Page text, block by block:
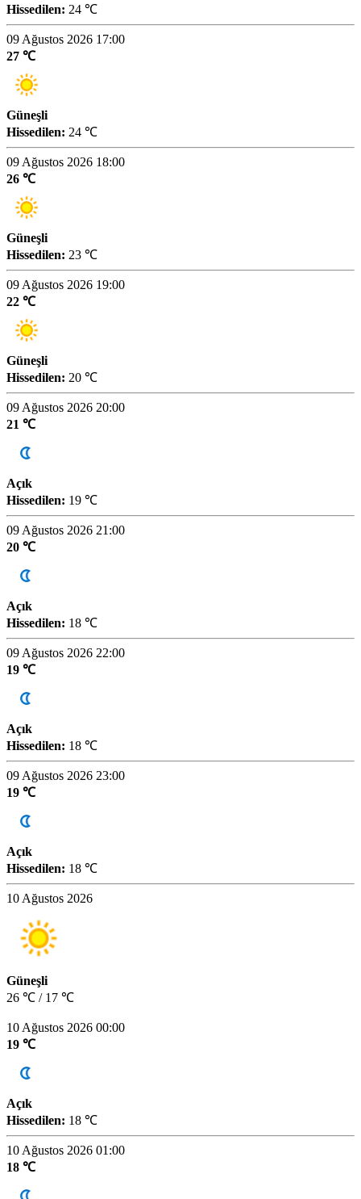
Hissedilen: 24 ℃
09 Ağustos 2026 17:00
27 ℃
Güneşli
Hissedilen: 24 ℃
09 Ağustos 2026 18:00
26 ℃
Güneşli
Hissedilen: 23 ℃
09 Ağustos 2026 19:00
22 ℃
Güneşli
Hissedilen: 20 ℃
09 Ağustos 2026 20:00
21 ℃
Açık
Hissedilen: 19 ℃
09 Ağustos 2026 21:00
20 ℃
Açık
Hissedilen: 18 ℃
09 Ağustos 2026 22:00
19 ℃
Açık
Hissedilen: 18 ℃
09 Ağustos 2026 23:00
19 ℃
Açık
Hissedilen: 18 ℃
10 Ağustos 2026
Güneşli
26 ℃ / 17 ℃
10 Ağustos 2026 00:00
19 ℃
Açık
Hissedilen: 18 ℃
10 Ağustos 2026 01:00
18 ℃